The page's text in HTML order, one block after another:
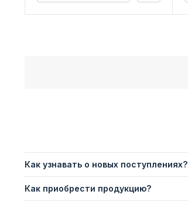
Как узнавать о новых поступлениях?
Как приобрести продукцию?